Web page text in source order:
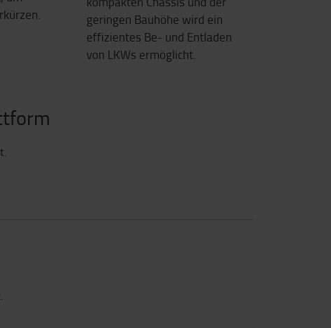
geringen Bauhöhe wird ein
effizientes Be- und Entladen
von LKWs ermöglicht.